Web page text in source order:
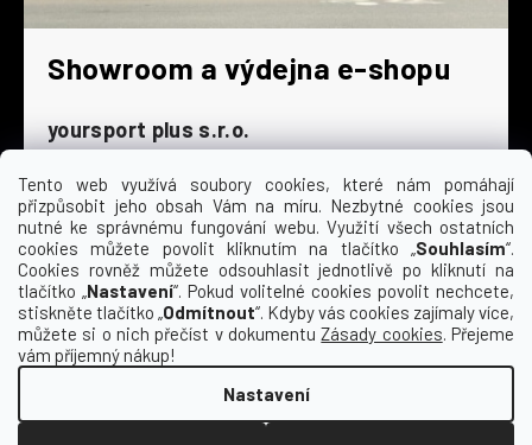
Tento web využívá soubory cookies, které nám pomáhají
přizpůsobit jeho obsah Vám na míru. Nezbytné cookies jsou
nutné ke správnému fungování webu. Využití všech ostatních
cookies můžete povolit kliknutím na tlačítko „Souhlasím“.
Cookies rovněž můžete odsouhlasit jednotlivě po kliknutí na
tlačítko „Nastavení“. Pokud volitelné cookies povolit nechcete,
stiskněte tlačítko „Odmítnout“. Kdyby vás cookies zajímaly více,
můžete si o nich přečíst v dokumentuZásady cookies. Přejeme
vám příjemný nákup!
Nastavení
Showroom a výdejna e-shopu
yoursport plus s.r.o.
Dyjská 845/4
196 00 Praha 9 - Čakovice
Po - Čt
9:00 - 16:30
Pá
9:00 - 15:30
So
zavřeno
Ne
zavřeno
Vytvořil Shoptet